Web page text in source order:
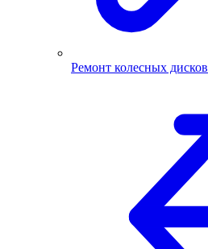
Ремонт колесных дисков